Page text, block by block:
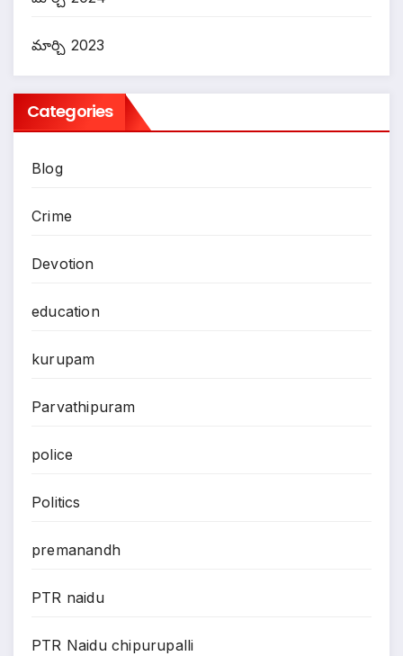
మార్చి 2023
Categories
Blog
Crime
Devotion
education
kurupam
Parvathipuram
police
Politics
premanandh
PTR naidu
PTR Naidu chipurupalli